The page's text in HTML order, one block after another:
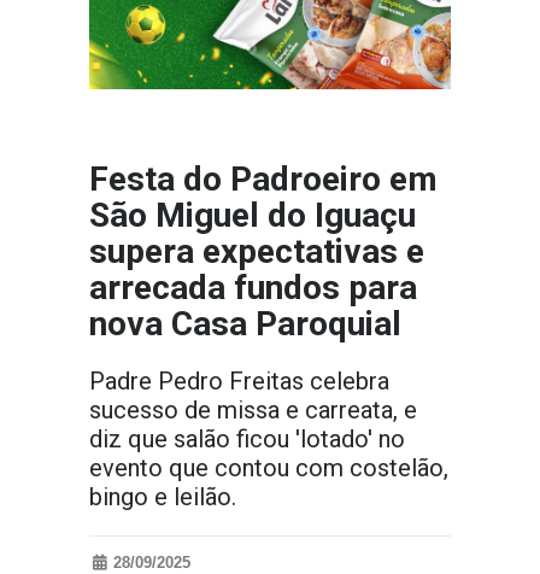
Festa do Padroeiro em
São Miguel do Iguaçu
supera expectativas e
arrecada fundos para
nova Casa Paroquial
Padre Pedro Freitas celebra
sucesso de missa e carreata, e
diz que salão ficou 'lotado' no
evento que contou com costelão,
bingo e leilão.
28/09/2025